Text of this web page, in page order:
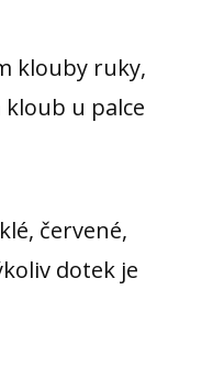
klouby ruky,
u palce
červené,
dotek je